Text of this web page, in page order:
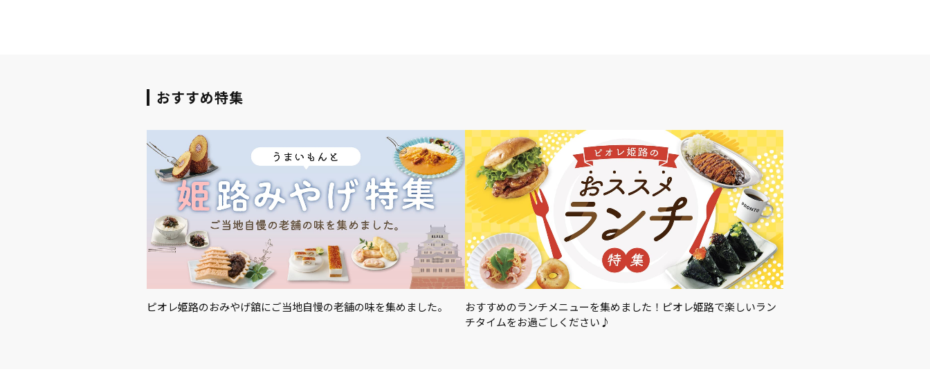
おすすめ特集
ピオレ姫路のおみやげ舘にご当地自慢の老舗の味を集めました。
おすすめのランチメニューを集めました！ピオレ姫路で楽しいラン
チタイムをお過ごしください♪